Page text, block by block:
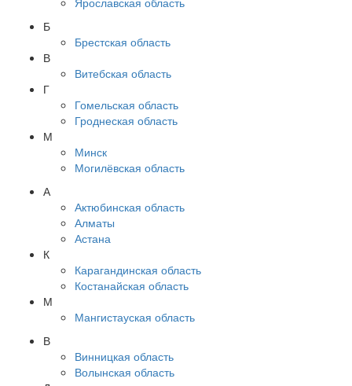
Б
Брестская область
В
Витебская область
Г
Гомельская область
Гроднеская область
М
Минск
Могилёвская область
А
Актюбинская область
Алматы
Астана
К
Карагандинская область
Костанайская область
М
Мангистауская область
В
Винницкая область
Волынская область